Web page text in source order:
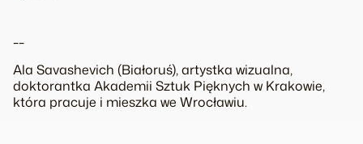
Ala Savashevich (Białoruś), artystka wizualna,
doktorantka Akademii Sztuk Pięknych w Krakowie,
która pracuje i mieszka we Wrocławiu.